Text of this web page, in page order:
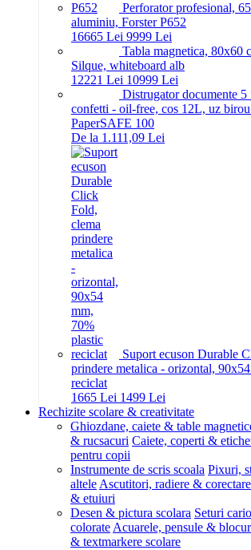
Perforator profesional,
aluminiu, Forster P652
16665 Lei 9999 Lei
Tabla magnetica, 80x60
Silque, whiteboard alb
12221 Lei 10999 Lei
Distrugator documente
confetti - oil-free, cos 12L, uz birou
PaperSAFE 100
De la 1.111,09 Lei
Suport ecuson Durable
prindere metalica - orizontal,
reciclat
1665 Lei 1499 Lei
Rechizite scolare & creativitate
Ghiozdane, caiete & table
& rucsacuri Caiete, coperti &
pentru copii
Instrumente de scris scoala Pixuri,
altele Ascutitori, radiere & corectare
& etuiuri
Desen & pictura scolara Seturi
colorate Acuarele, pensule &
& textmarkere scolare